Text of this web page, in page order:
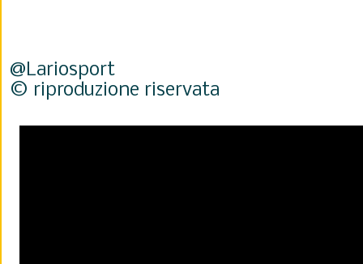
@Lariosport
© riproduzione riservata